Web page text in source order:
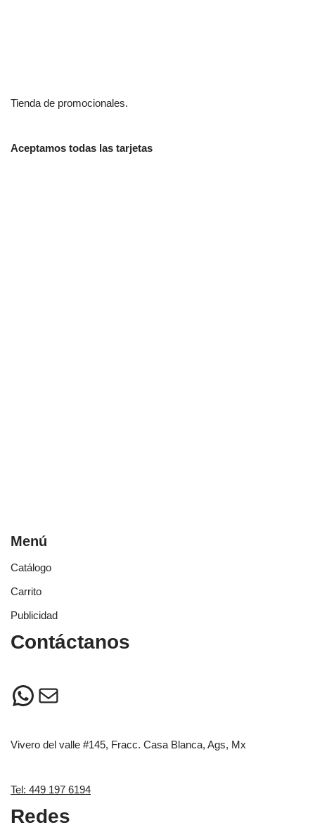
Tienda de promocionales.
Aceptamos todas las tarjetas
Menú
Catálogo
Carrito
Publicidad
Contáctanos
Vivero del valle #145, Fracc. Casa Blanca, Ags, Mx
Tel: 449 197 6194
Redes